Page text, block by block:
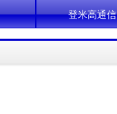
登米高通信